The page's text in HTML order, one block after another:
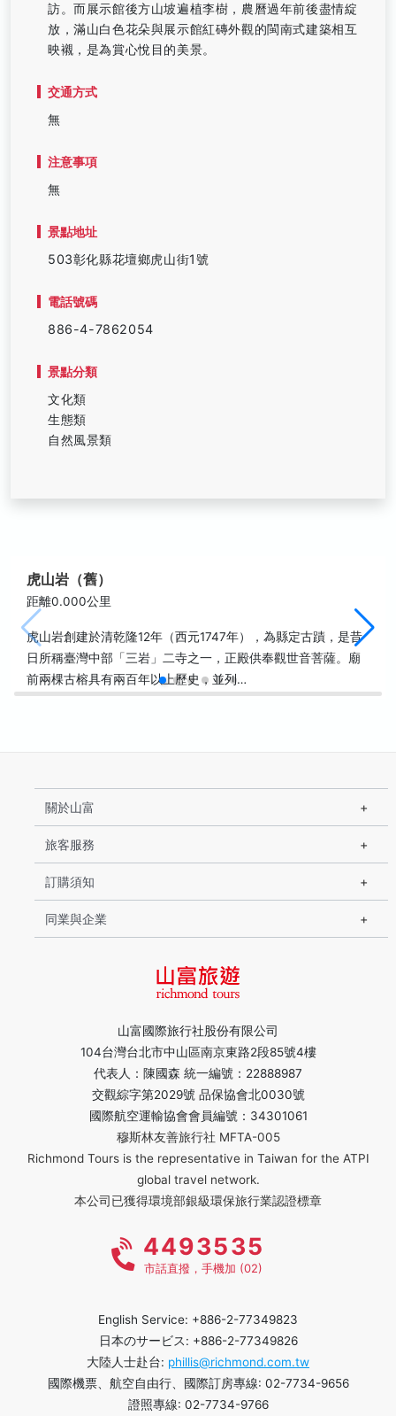
訪。而展示館後方山坡遍植李樹，農曆過年前後盡情綻
放，滿山白色花朵與展示館紅磚外觀的閩南式建築相互
映襯，是為賞心悅目的美景。
交通方式
無
注意事項
無
景點地址
503彰化縣花壇鄉虎山街1號
電話號碼
886-4-7862054
景點分類
文化類
生態類
自然風景類
虎山岩（舊）
距離0.000公里
虎山岩創建於清乾隆12年（西元1747年），為縣定古蹟，是昔
日所稱臺灣中部「三岩」二寺之一，正殿供奉觀世音菩薩。廟
前兩棵古榕具有兩百年以上歷史，並列…
山富國際旅行社股份有限公司
104台灣台北市中山區南京東路2段85號4樓
代表人：陳國森 統一編號：22888987
交觀綜字第2029號 品保協會北0030號
國際航空運輸協會會員編號：34301061
穆斯林友善旅行社 MFTA-005
Richmond Tours is the representative in Taiwan for the ATPI
global travel network.
本公司已獲得環境部銀級環保旅行業認證標章
關於山富
旅客服務
訂購須知
同業與企業
4493535
市話直撥，手機加 (02)
English Service: +886-2-77349823
日本のサービス: +886-2-77349826
大陸人士赴台: phillis@richmond.com.tw
國際機票、航空自由行、國際訂房專線: 02-7734-9656
證照專線: 02-7734-9766